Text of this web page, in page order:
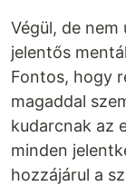
Végül, de nem
jelentős
Fontos, hogy
magaddal
kudarcnak az
minden
hozzájárul a